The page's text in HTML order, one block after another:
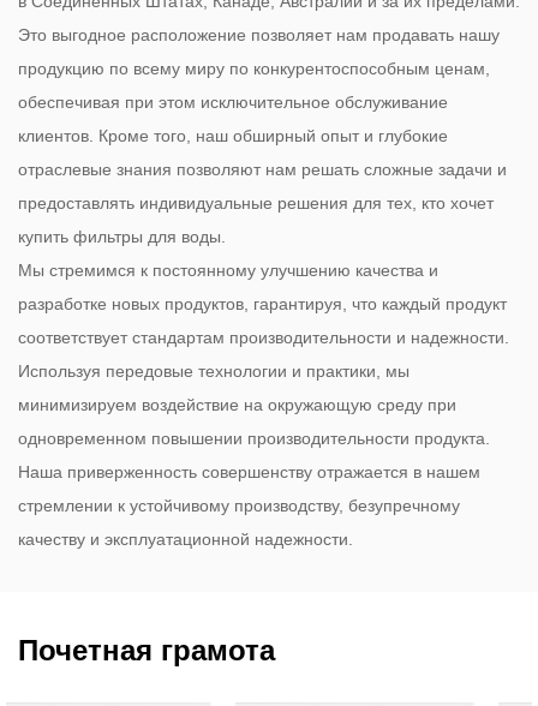
Это выгодное расположение позволяет нам продавать нашу
продукцию по всему миру по конкурентоспособным ценам,
обеспечивая при этом исключительное обслуживание
клиентов. Кроме того, наш обширный опыт и глубокие
отраслевые знания позволяют нам решать сложные задачи и
предоставлять индивидуальные решения для тех, кто хочет
купить фильтры для воды.
Мы стремимся к постоянному улучшению качества и
разработке новых продуктов, гарантируя, что каждый продукт
соответствует стандартам производительности и надежности.
Используя передовые технологии и практики, мы
минимизируем воздействие на окружающую среду при
одновременном повышении производительности продукта.
Наша приверженность совершенству отражается в нашем
стремлении к устойчивому производству, безупречному
качеству и эксплуатационной надежности.
Почетная грамота